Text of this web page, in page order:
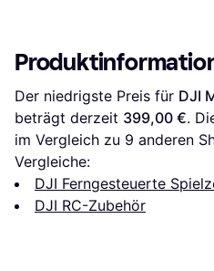
Der niedrigste Preis für DJI
beträgt derzeit 399,00 €.
im Vergleich zu 9 anderen
Vergleiche:
DJI Ferngesteuerte
DJI RC-Zubehör